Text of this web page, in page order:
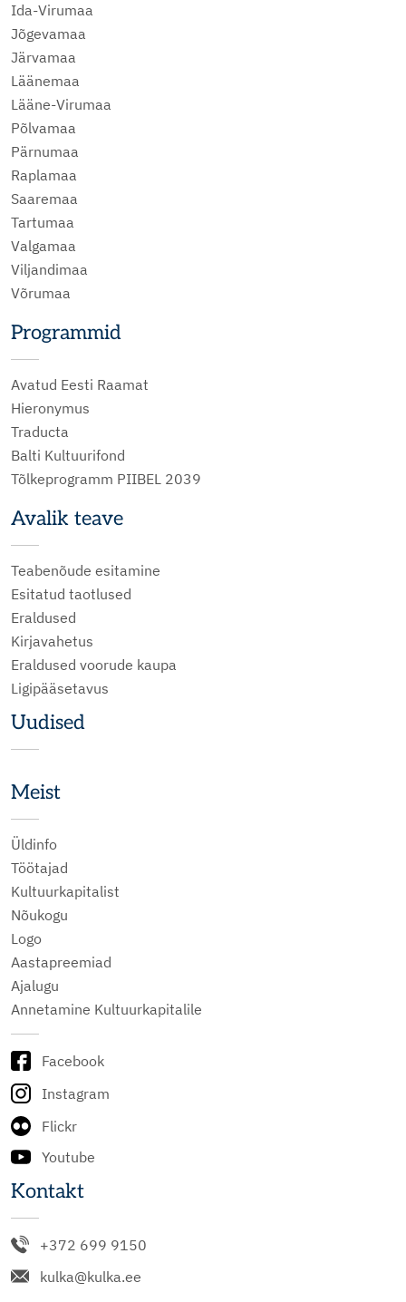
Ida-Virumaa
Jõgevamaa
Järvamaa
Läänemaa
Lääne-Virumaa
Põlvamaa
Pärnumaa
Raplamaa
Saaremaa
Tartumaa
Valgamaa
Viljandimaa
Võrumaa
Programmid
Avatud Eesti Raamat
Hieronymus
Traducta
Balti Kultuurifond
Tõlkeprogramm PIIBEL 2039
Avalik teave
Teabenõude esitamine
Esitatud taotlused
Eraldused
Kirjavahetus
Eraldused voorude kaupa
Ligipääsetavus
Uudised
Meist
Üldinfo
Töötajad
Kultuurkapitalist
Nõukogu
Logo
Aastapreemiad
Ajalugu
Annetamine Kultuurkapitalile
Facebook
Instagram
Flickr
Youtube
Kontakt
+372 699 9150
kulka@kulka.ee